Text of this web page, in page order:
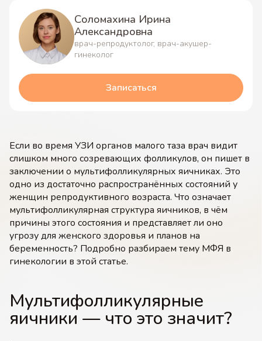
Если во время УЗИ органов малого таза врач видит
слишком много созревающих фолликулов, он пишет в
заключении о мультифолликулярных яичниках. Это
одно из достаточно распространённых состояний у
женщин репродуктивного возраста. Что означает
мультифолликулярная структура яичников, в чём
причины этого состояния и представляет ли оно
угрозу для женского здоровья и планов на
беременность? Подробно разбираем тему МФЯ в
гинекологии в этой статье.
Мультифолликулярные
яичники — что это значит?
Соломахина Ирина
Александровна
врач-репродуктолог, врач-акушер-
гинеколог
Записаться